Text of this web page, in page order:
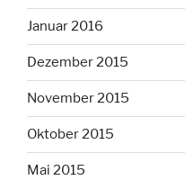
Januar 2016
Dezember 2015
November 2015
Oktober 2015
Mai 2015